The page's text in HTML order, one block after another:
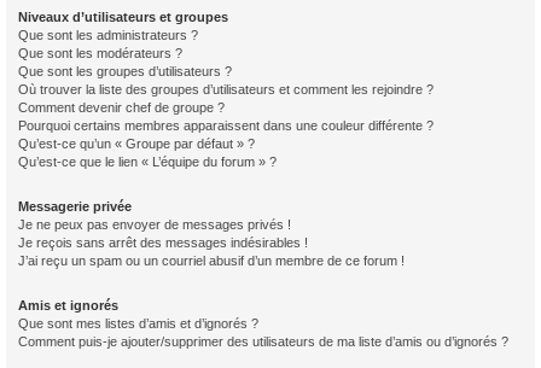
Niveaux d’utilisateurs et groupes
Que sont les administrateurs ?
Que sont les modérateurs ?
Que sont les groupes d’utilisateurs ?
Où trouver la liste des groupes d’utilisateurs et comment les rejoindre ?
Comment devenir chef de groupe ?
Pourquoi certains membres apparaissent dans une couleur différente ?
Qu’est-ce qu’un « Groupe par défaut » ?
Qu’est-ce que le lien « L’équipe du forum » ?
Messagerie privée
Je ne peux pas envoyer de messages privés !
Je reçois sans arrêt des messages indésirables !
J’ai reçu un spam ou un courriel abusif d’un membre de ce forum !
Amis et ignorés
Que sont mes listes d’amis et d’ignorés ?
Comment puis-je ajouter/supprimer des utilisateurs de ma liste d’amis ou d’ignorés ?